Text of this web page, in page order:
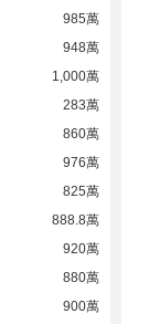
985萬
948萬
1,000萬
283萬
860萬
976萬
825萬
888.8萬
920萬
880萬
900萬